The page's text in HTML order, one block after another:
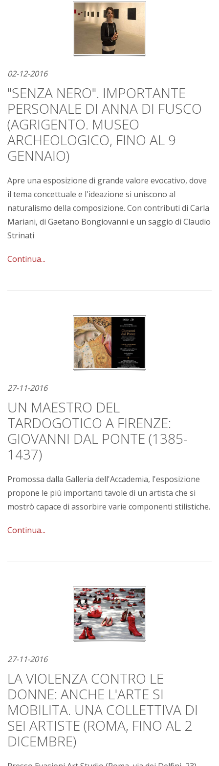
02-12-2016
"SENZA NERO". IMPORTANTE
PERSONALE DI ANNA DI FUSCO
(AGRIGENTO. MUSEO
ARCHEOLOGICO, FINO AL 9
GENNAIO)
Apre una esposizione di grande valore evocativo, dove
il tema concettuale e l'ideazione si uniscono al
naturalismo della composizione. Con contributi di Carla
Mariani, di Gaetano Bongiovanni e un saggio di Claudio
Strinati
Continua...
27-11-2016
UN MAESTRO DEL
TARDOGOTICO A FIRENZE:
GIOVANNI DAL PONTE (1385-
1437)
Promossa dalla Galleria dell'Accademia, l'esposizione
propone le più importanti tavole di un artista che si
mostrò capace di assorbire varie componenti stilistiche.
Continua...
27-11-2016
LA VIOLENZA CONTRO LE
DONNE: ANCHE L'ARTE SI
MOBILITA. UNA COLLETTIVA DI
SEI ARTISTE (ROMA, FINO AL 2
DICEMBRE)